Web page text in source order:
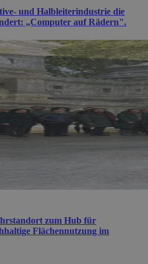
und Halbleiterindustrie die
„Computer auf Rädern".
zum Hub für
Flächennutzung im